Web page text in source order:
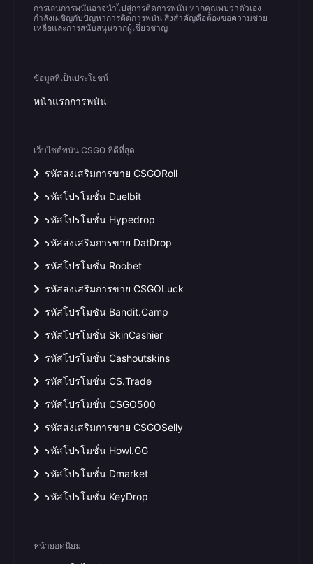
การเล่นการพนันอาจนำไปสู่การติดการพนัน หากคุณพบว่าตัวเอง
กำลังเผชิญกับปัญหาการติดการพนัน สิ่งสำคัญคือต้องขอความช่วย
เหลือและการสนับสนุนจากผู้เชี่ยวชาญ
เว็บไซต์พนัน CSGO ที่ดีที่สุด
รหัสส่งเสริมการขาย CSGORoll
รหัสโปรโมชั่น Duelbit
รหัสโปรโมชั่น Hypedrop
รหัสส่งเสริมการขาย DatDrop
รหัสโปรโมชั่น Roobet
รหัสส่งเสริมการขาย CSGOLuck
รหัสโปรโมชัน Bandit.Camp
รหัสโปรโมชั่น SkinCashier
รหัสโปรโมชั่น Cashoutskins
รหัสโปรโมชั่น CS.Trade
รหัสโปรโมชั่น CSGO500
รหัสส่งเสริมการขาย CSGOSelly
รหัสโปรโมชั่น Howl.GG
รหัสโปรโมชั่น Dmarket
รหัสโปรโมชั่น KeyDrop
หน้ายอดนิยม
ข้อมูลที่เป็นประโยชน์
หน้าแรกการพนัน